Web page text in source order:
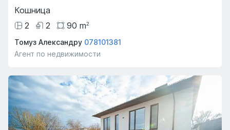
Кошница
2
2 90 m2
Томуз Александру 078101381
Агент по недвижимости